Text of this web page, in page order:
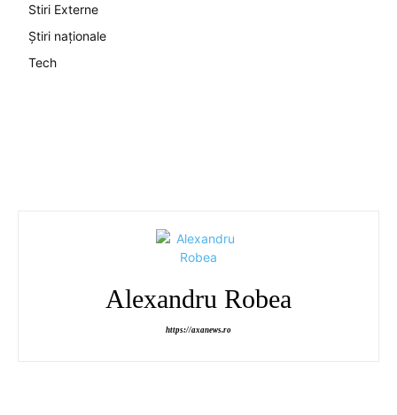
Stiri Externe
Știri naționale
Tech
Alexandru Robea
https://axanews.ro